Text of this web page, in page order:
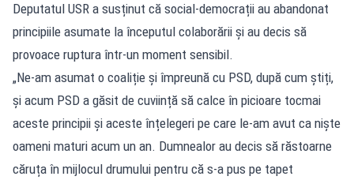
Deputatul USR a susținut că social-democrații au abandonat
principiile asumate la începutul colaborării și au decis să
provoace ruptura într-un moment sensibil.
„Ne-am asumat o coaliție și împreună cu PSD, după cum știți,
și acum PSD a găsit de cuviință să calce în picioare tocmai
aceste principii și aceste înțelegeri pe care le-am avut ca niște
oameni maturi acum un an. Dumnealor au decis să răstoarne
căruța în mijlocul drumului pentru că s-a pus pe tapet